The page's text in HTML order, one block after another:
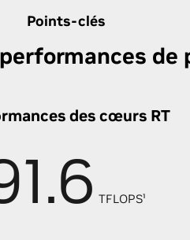
Points-clés
de
des cœurs RT
TFLOPS¹